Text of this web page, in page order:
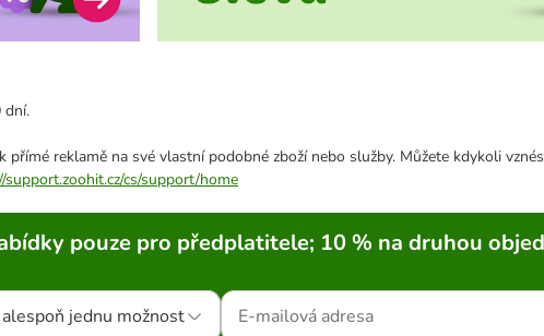
dní.
reklamě na své vlastní podobné zboží nebo služby. Můžete kdykoli
support.zoohit.cz/cs/support/home
pouze pro předplatitele; 10 % na druhou
jednu možnost